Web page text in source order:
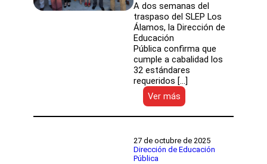
A dos semanas del
traspaso del SLEP Los
Álamos, la Dirección de
Educación
Pública confirma que
cumple a cabalidad los
32 estándares
requeridos […]
Ver más
SLEP
Los
consolida
su
27 de octubre de 2025
Dirección de Educación
Pública